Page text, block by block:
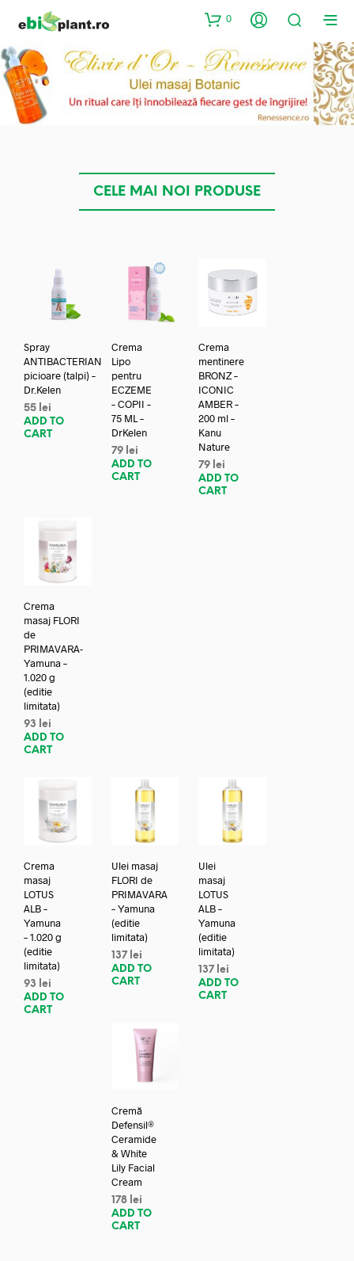
0
CELE MAI NOI PRODUSE
Spray
ANTIBACTERIAN
picioare (talpi) –
Dr.Kelen
55 lei
ADD TO
CART
Crema
Lipo
pentru
ECZEME
– COPII –
75 ML –
DrKelen
79 lei
ADD TO
CART
Crema
mentinere
BRONZ –
ICONIC
AMBER –
200 ml –
Kanu
Nature
79 lei
ADD TO
CART
Crema
masaj FLORI
de
PRIMAVARA-
Yamuna –
1.020 g
(editie
limitata)
93
lei
ADD TO
CART
Crema
masaj
LOTUS
ALB –
Yamuna
– 1.020 g
(editie
limitata)
93
lei
ADD TO
CART
Ulei masaj
FLORI de
PRIMAVARA
– Yamuna
(editie
limitata)
137 lei
ADD TO
CART
Ulei
masaj
LOTUS
ALB –
Yamuna
(editie
limitata)
137 lei
ADD TO
CART
Cremă
Defensil®
Ceramide
& White
Lily Facial
Cream
178 lei
ADD TO
CART